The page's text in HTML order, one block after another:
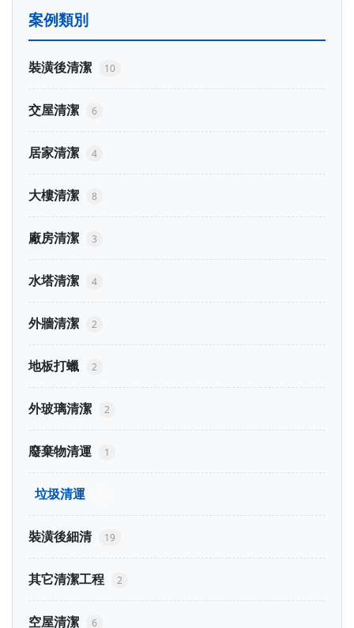
案例類別
裝潢後清潔 10
交屋清潔 6
居家清潔 4
大樓清潔 8
廠房清潔 3
水塔清潔 4
外牆清潔 2
地板打蠟 2
外玻璃清潔 2
廢棄物清運 1
垃圾清運
裝潢後細清 19
其它清潔工程 2
空屋清潔 6